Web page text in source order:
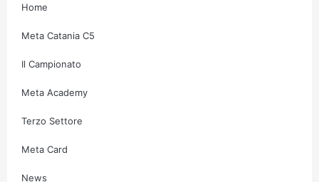
Home
Meta Catania C5
Il Campionato
Meta Academy
Terzo Settore
Meta Card
News